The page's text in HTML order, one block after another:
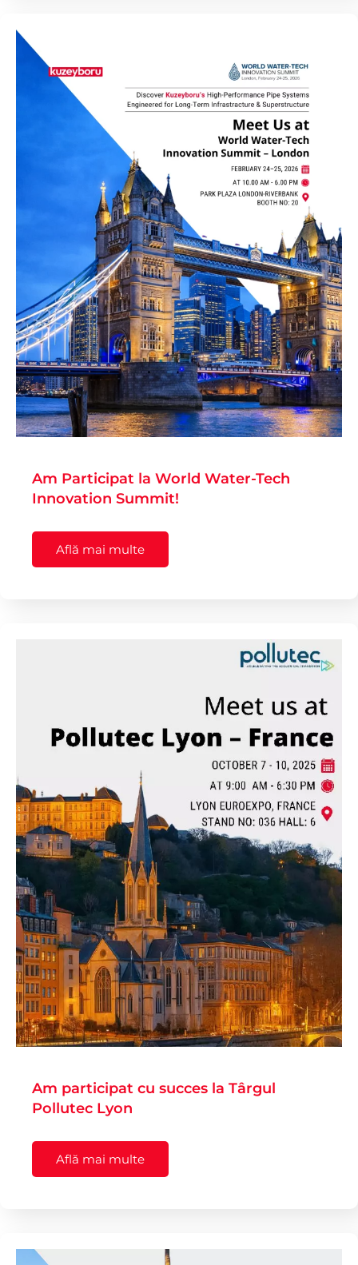
Am Participat la World Water-Tech
Innovation Summit!
Află mai multe
Am participat cu succes la Târgul
Pollutec Lyon
Află mai multe